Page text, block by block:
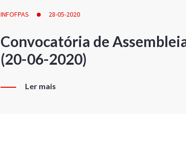
INFOFPAS 28-05-2020
Convocatória de
(20-06-2020)
Ler mais